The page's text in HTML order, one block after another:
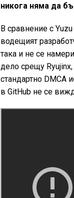
никога няма да
В сравнение с
водещият
така и не се
дело срещу
стандартно DMCA
в GitHub не се